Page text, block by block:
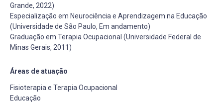
Grande, 2022)
Especialização em Neurociência e Aprendizagem na Educação
(Universidade de São Paulo, Em andamento)
Graduação em Terapia Ocupacional (Universidade Federal de
Minas Gerais, 2011)
Áreas de atuação
Fisioterapia e Terapia Ocupacional
Educação